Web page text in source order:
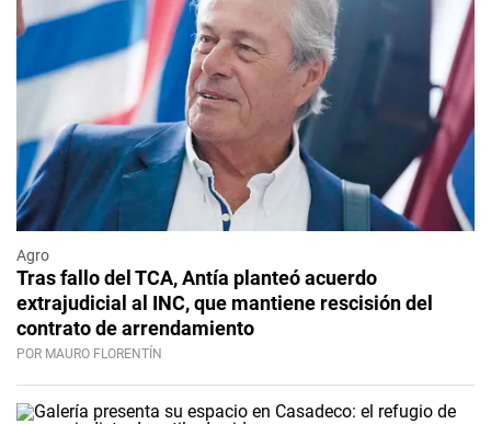
Agro
Tras fallo del TCA, Antía planteó acuerdo
extrajudicial al INC, que mantiene rescisión del
contrato de arrendamiento
POR MAURO FLORENTÍN